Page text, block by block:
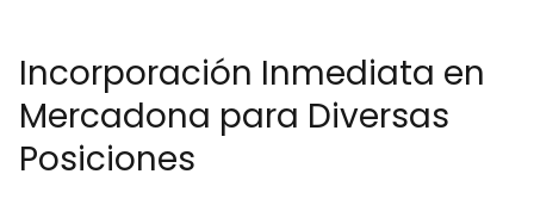
Incorporación Inmediata en
Mercadona para Diversas
Posiciones